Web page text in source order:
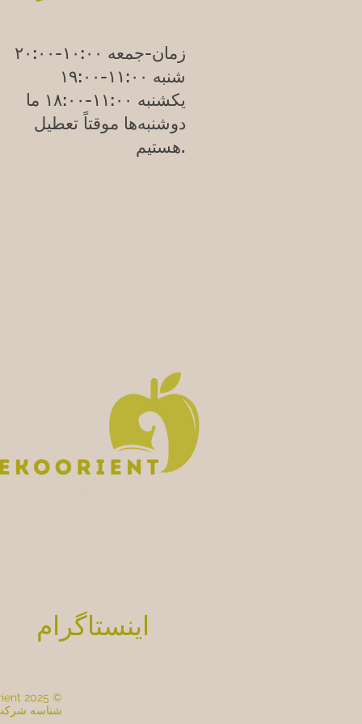
زمان-جمعه ۱۰:۰۰-۲۰:۰۰
شنبه ۱۱:۰۰-۱۹:۰۰
یکشنبه ۱۱:۰۰-۱۸:۰۰
ما
دوشنبه‌ها موقتاً تعطیل
هستیم.
اینستاگرام
© 2025 EkoOrient. تمامی حقوق محفوظ است.
شناسه شرکت: 559518-